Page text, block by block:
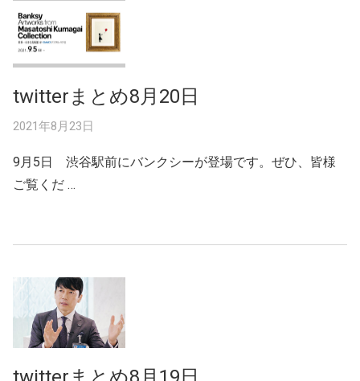
twitterまとめ8月20日
2021年8月23日
9月5日 渋谷駅前にバンクシーが登場です。ぜひ、皆様
ご覧くだ …